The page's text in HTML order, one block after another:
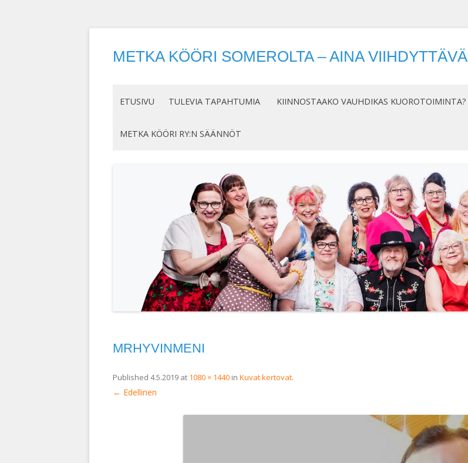
METKA KÖÖRI SOMEROLTA – AINA VIIHDYTTÄVÄ
sisältöön
ETUSIVU TULEVIA TAPAHTUMIA KIINNOSTAAKO VAUHDIKAS KUOROTOIMINTA?
METKA KÖÖRI RY:N SÄÄNNÖT
MRHYVINMENI
Published 4.5.2019 at 1080 × 1440 in Kuvat kertovat.
← Edellinen